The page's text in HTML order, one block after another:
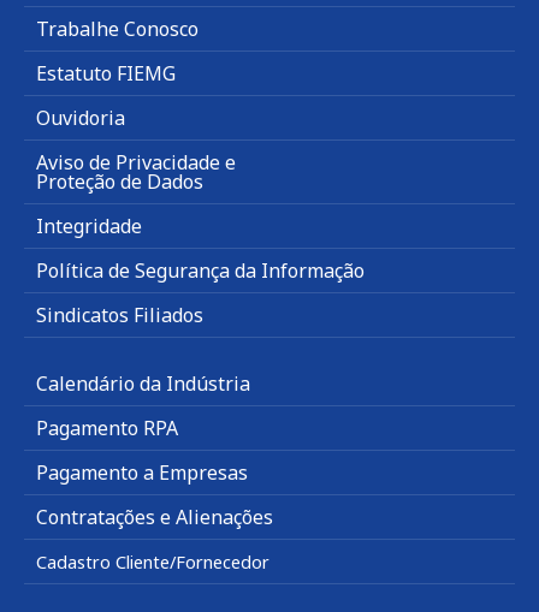
Trabalhe Conosco
Estatuto FIEMG
Ouvidoria
Aviso de Privacidade e
Proteção de Dados
Integridade
Política de Segurança da Informação
Sindicatos Filiados
Calendário da Indústria
Pagamento RPA
Pagamento a Empresas
Contratações e Alienações
Cadastro Cliente/Fornecedor